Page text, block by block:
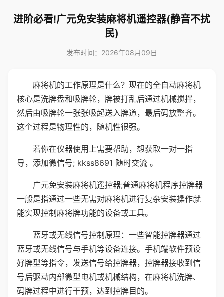
进阶必看!广元免安装麻将机遥控器(静音不扰
民)
发布时间：2026年08月09日
麻将机的工作原理是什么？现在的全自动麻将机
核心是洗牌盘和吸牌轮，牌被打乱后通过机械搅拌，
然后由吸牌轮一张张吸起送入牌道，最后码放整齐。
这个过程是物理性的，随机性很强。
若你在仪器使用上需要帮助，想获取一对一指
导，添加微信号; kkss8691 随时交流 。
广元免安装麻将机遥控器;普通麻将机程序控牌器
一般是指通过一些无需对麻将机进行复杂安装操作就
能实现控制麻将牌功能的设备或工具。
蓝牙或无线信号控制原理：一些智能控牌器通过
蓝牙或无线信号与手机等设备连接。手机端软件预设
好牌型等指令，发送信号给控牌器，控牌器接收到信
号后驱动内部微型电机或机械结构，在麻将机洗牌、
码牌过程中进行干预，达到控牌目的。